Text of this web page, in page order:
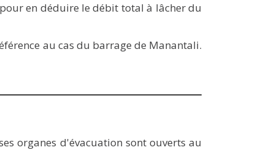
en déduire le débit total à lâcher du
au cas du barrage de Manantali.
organes d'évacuation sont ouverts au